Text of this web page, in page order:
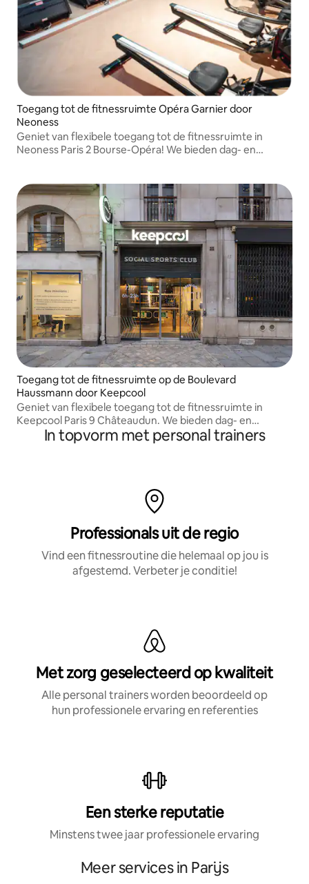
Toegang tot de fitnessruimte Opéra Garnier door
Neoness
Geniet van flexibele toegang tot de fitnessruimte in
Neoness Paris 2 Bourse-Opéra! We bieden dag- en
Toegang tot de fitnessruimte op de Boulevard
Haussmann door Keepcool
Geniet van flexibele toegang tot de fitnessruimte in
Keepcool Paris 9 Châteaudun. We bieden dag- en
weekpassen zonder begeleiding aan. Train volgens je
eigen schema, zonder enige verplichting.
In topvorm met personal trainers
Professionals uit de regio
Vind een fitnessroutine die helemaal op jou is
afgestemd. Verbeter je conditie!
Met zorg geselecteerd op kwaliteit
Alle personal trainers worden beoordeeld op
hun professionele ervaring en referenties
Een sterke reputatie
Minstens twee jaar professionele ervaring
Meer services in Parijs